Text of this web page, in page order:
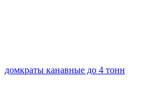
домкраты канавные до 4 тонн